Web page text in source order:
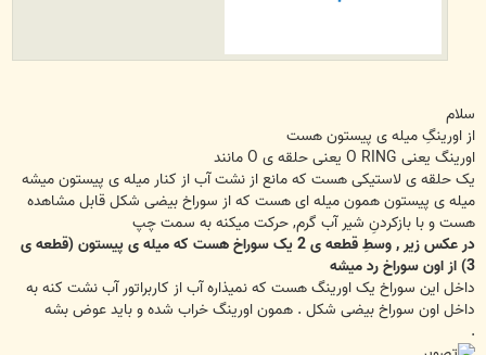
سلام
از اورینگِ میله ی پیستون هست
اورینگ یعنی O RING یعنی حلقه ی O مانند
یک حلقه ی لاستیکی هست که مانع از نشت آب از کنار میله ی پیستون میشه
میله ی پیستون همون میله ای هست که از سوراخ بیضی شکل قابل مشاهده
هست و با بازکردنِ شیر آب گرم, حرکت میکنه به سمت چپ
در عکس زیر , وسطِ قطعه ی 2 یک سوراخ هست که میله ی پیستون (قطعه ی
3) از اون سوراخ رد میشه
داخل این سوراخ یک اورینگ هست که نمیذاره آب از کاربراتور آب نشت کنه به
داخل اون سوراخ بیضی شکل . همون اورینگ خراب شده و باید عوض بشه